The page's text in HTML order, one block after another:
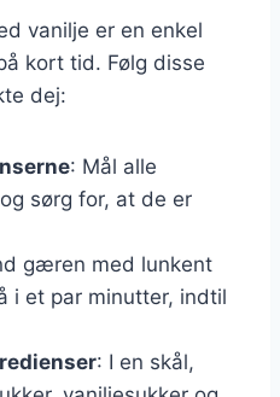
vanilje er en enkel
kort tid. Følg disse
dej:
: Mål alle
sørg for, at de er
gæren med lunkent
i et par minutter, indtil
: I en skål,